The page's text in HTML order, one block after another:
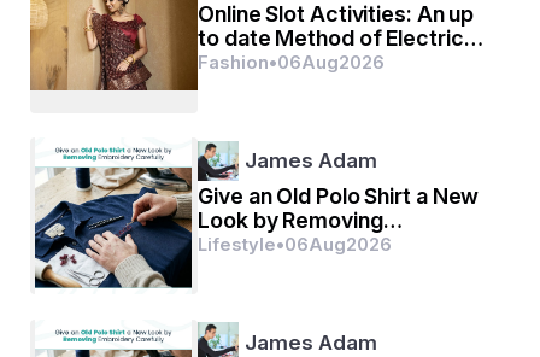
Online Slot Activities: An up
to date Method of Electric
Betting house Fun
Fashion•06Aug2026
James Adam
Give an Old Polo Shirt a New
Look by Removing
Embroidery Carefully
Lifestyle•06Aug2026
James Adam